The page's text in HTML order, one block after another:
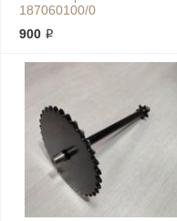
187060100/0
900 ₽